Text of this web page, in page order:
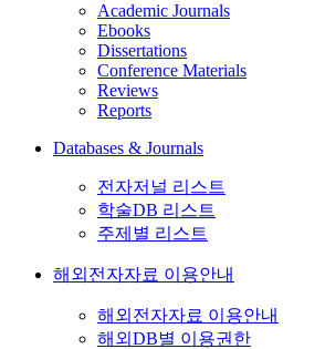
Academic Journals
Ebooks
Dissertations
Conference Materials
Reviews
Reports
Databases & Journals
전자저널 리스트
학술DB 리스트
주제별 리스트
해외전자자료 이용안내
해외전자자료 이용안내
해외DB별 이용권한